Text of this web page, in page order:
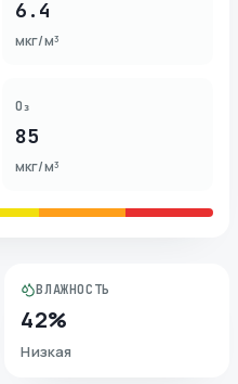
6.4
мкг/м³
O₃
85
мкг/м³
ВЛАЖНОСТЬ
42%
Низкая